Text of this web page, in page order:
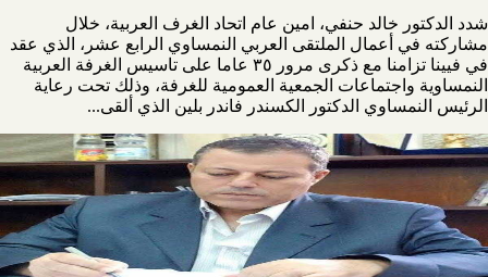
شدد الدكتور خالد حنفي، امين عام اتحاد الغرف العربية، خلال
مشاركته في أعمال الملتقى العربي النمساوي الرابع عشر، الذي عقد
في فيينا تزامنا مع ذكرى مرور ٣٥ عاما على تاسيس الغرفة العربية
النمساوية واجتماعات الجمعية العمومية للغرفة، وذلك تحت رعاية
الرئيس النمساوي الدكتور الكسندر فاندر بلين الذي ألقى...